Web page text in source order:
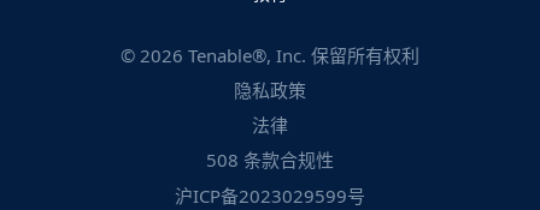
© 2026 Tenable®, Inc. 保留所有权利
隐私政策
法律
508 条款合规性
沪ICP备2023029599号